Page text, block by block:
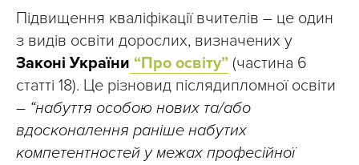
Підвищення кваліфікації вчителів – це один
з видів освіти дорослих, визначених у
Законі України “Про освіту” (частина 6
статті 18). Це різновид післядипломної освіти
– “набуття особою нових та/або
вдосконалення раніше набутих
компетентностей у межах професійної